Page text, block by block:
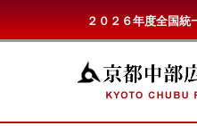
２０２６年度全国